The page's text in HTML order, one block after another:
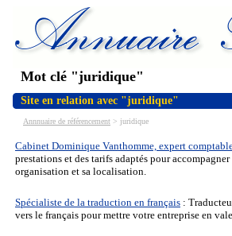
Mot clé "juridique"
Site en relation avec "juridique"
Annnuaire de référencement > juridique
Cabinet Dominique Vanthomme, expert
prestations et des tarifs adaptés pour
organisation et sa localisation.
Spécialiste de la traduction en français :
vers le français pour mettre votre entreprise en